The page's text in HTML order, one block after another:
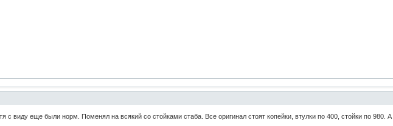
с виду еще были норм. Поменял на всякий со стойками стаба. Все оригинал стоят копейки, втулки по 400, стойки по 980.